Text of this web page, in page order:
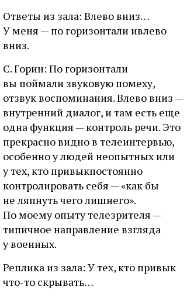
Ответы из зала: Влево вниз…
У меня — по горизонтали ивлево
вниз.
С. Горин: По горизонтали
вы поймали звуковую помеху,
отзвук воспоминания. Влево вниз —
внутренний диалог, и там есть еще
одна функция — контроль речи. Это
прекрасно видно в телеинтервью,
особенно у людей неопытных или
у тех, кто привыкпостоянно
контролировать себя — «как бы
не ляпнуть чего лишнего».
По моему опыту телезрителя —
типичное направление взгляда
у военных.
Реплика из зала: У тех, кто привык
что-то скрывать…